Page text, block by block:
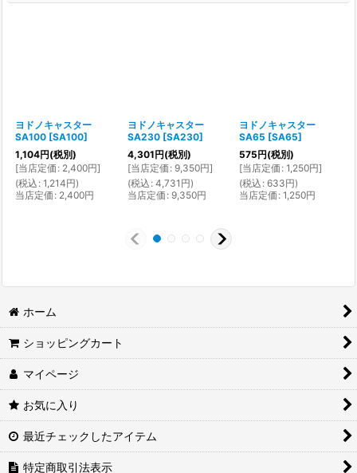
ヨドノキャスター
SA100 [SA100]
1,104円(税別)
[当店定価 : 2,400円]
(税込 : 1,214円)
当店定価 : 2,400円
ヨドノキャスター
SA230 [SA230]
4,301円(税別)
[当店定価 : 9,350円]
(税込 : 4,731 円)
当店定価 : 9,350円
ヨドノキャスター
SA65 [SA65]
575円(税別)
[当店定価 : 1,250円]
(税込 : 633円)
当店定価 : 1,250円
ホーム
ショッピングカート
マイページ
お気に入り
最近チェックしたアイテム
特定商取引法表示